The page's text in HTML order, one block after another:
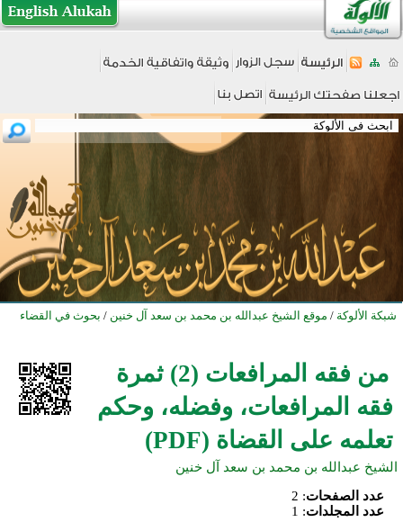
شبكة الألوكة / موقع الشيخ عبدالله بن محمد بن سعد آل خنين / بحوث في القضاء
من فقه المرافعات (2) ثمرة
فقه المرافعات، وفضله، وحكم
تعلمه على القضاة (PDF)
الشيخ عبدالله بن محمد بن سعد آل خنين
عدد الصفحات:
2
عدد المجلدات:
1